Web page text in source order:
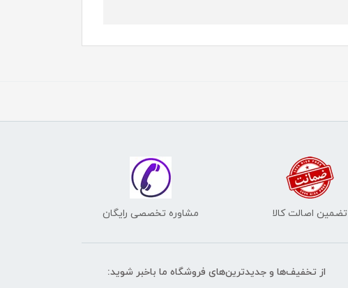
تضمین اصالت کالا مشاوره تخصصی رایگان
از تخفیف‌ها و جدیدترین‌های فروشگاه ما باخبر شوید: